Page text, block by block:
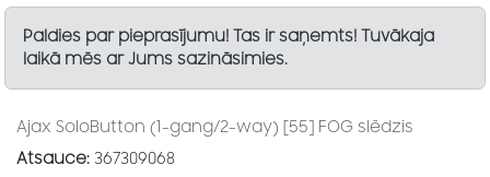
Paldies par pieprasījumu! Tas ir saņemts! Tuvākaja
laikā mēs ar Jums sazināsimies.
Ajax SoloButton (1-gang/2-way) [55] FOG slēdzis
Atsauce: 367309068